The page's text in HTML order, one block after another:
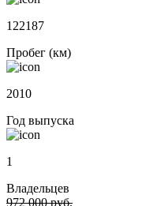
122187
Пробег (км)
2010
Год выпуска
1
Владельцев
972 000 руб.